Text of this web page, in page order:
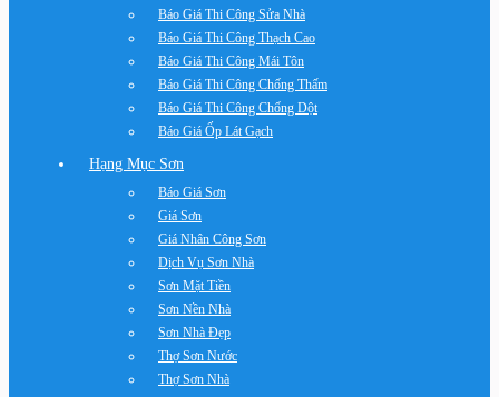
Báo Giá Thi Công Sửa Nhà
Báo Giá Thi Công Thạch Cao
Báo Giá Thi Công Mái Tôn
Báo Giá Thi Công Chống Thấm
Báo Giá Thi Công Chống Dột
Báo Giá Ốp Lát Gạch
Hạng Mục Sơn
Báo Giá Sơn
Giá Sơn
Giá Nhân Công Sơn
Dịch Vụ Sơn Nhà
Sơn Mặt Tiền
Sơn Nền Nhà
Sơn Nhà Đẹp
Thợ Sơn Nước
Thợ Sơn Nhà